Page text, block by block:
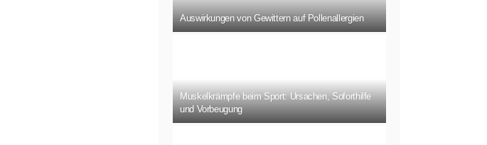
Auswirkungen von Gewittern auf Pollenallergien
Muskelkrämpfe beim Sport: Ursachen, Soforthilfe
und Vorbeugung